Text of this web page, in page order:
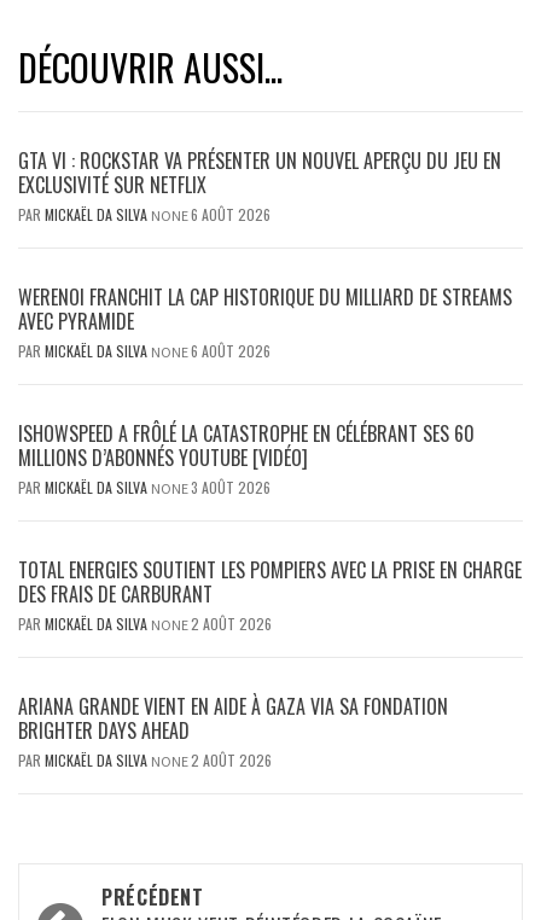
DÉCOUVRIR AUSSI...
GTA VI : ROCKSTAR VA PRÉSENTER UN NOUVEL APERÇU DU JEU EN
EXCLUSIVITÉ SUR NETFLIX
PAR MICKAËL DA SILVA NONE6 AOÛT 2026
WERENOI FRANCHIT LA CAP HISTORIQUE DU MILLIARD DE STREAMS
AVEC PYRAMIDE
PAR MICKAËL DA SILVA NONE6 AOÛT 2026
ISHOWSPEED A FRÔLÉ LA CATASTROPHE EN CÉLÉBRANT SES 60
MILLIONS D’ABONNÉS YOUTUBE [VIDÉO]
PAR MICKAËL DA SILVA NONE3 AOÛT 2026
TOTAL ENERGIES SOUTIENT LES POMPIERS AVEC LA PRISE EN CHARGE
DES FRAIS DE CARBURANT
PAR MICKAËL DA SILVA NONE2 AOÛT 2026
ARIANA GRANDE VIENT EN AIDE À GAZA VIA SA FONDATION
BRIGHTER DAYS AHEAD
PAR MICKAËL DA SILVA NONE2 AOÛT 2026
Navigation
PRÉCÉDENT